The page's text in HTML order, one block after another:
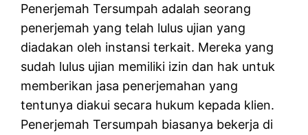
Penerjemah Tersumpah adalah seorang
penerjemah yang telah lulus ujian yang
diadakan oleh instansi terkait. Mereka yang
sudah lulus ujian memiliki izin dan hak untuk
memberikan jasa penerjemahan yang
tentunya diakui secara hukum kepada klien.
Penerjemah Tersumpah biasanya bekerja di